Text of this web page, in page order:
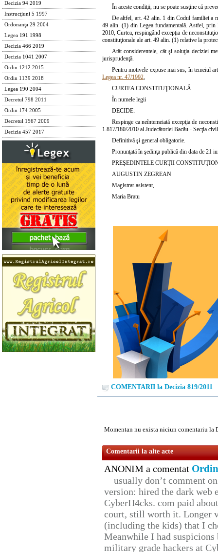
Decizia 94 2019
Instrucţiuni 5 1997
Ordonanţa 29 2004
Legea 191 1998
Decizia 466 2019
Decizia 1041 2007
Ordin 1212 2015
Ordin 1139 2018
Legea 190 2004
Decretul 798 2011
Ordin 174 2005
Decretul 1567 2009
Decizia 457 2017
În aceste condiţii, nu se poate susţine că
De altfel, art. 42 alin. 1 din Codul familiei a
49 alin. (1) din Legea fundamentală. Astfel,
2010, Curtea, respingând excepţia de
constituţionale ale art. 49 alin. (1) relative la
Atât considerentele, cât şi soluţia deciziei
jurisprudenţă.
Pentru motivele expuse mai sus, în temeiul
Legea nr. 47/1992,
CURTEA CONSTITUŢIONALĂ
În numele legii
DECIDE:
Respinge ca neîntemeiată excepţia de
1.817/180/2010 al Judecătoriei Bacău - Secţia
Definitivă şi general obligatorie.
Pronunţată în şedinţa publică din data de 21
PREŞEDINTELE CURŢII
AUGUSTIN ZEGREAN
Magistrat-asistent,
Maria Bratu
COMENTARII la Decizia 819/2011
Momentan nu exista niciun comentariu la
Comentarii la alte acte
ANONIM a comentat
usually don’t comment
version: hired the dark web
CyberH4cks. com paid
court, still worth it. Longer
(including the kids) that I
Meanwhile I had
military grade hackers at